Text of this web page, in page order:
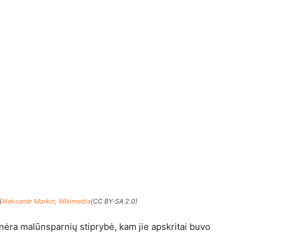
Aleksandr Markin, Wikimedia(CC BY-SA 2.0)
malūnsparnių stiprybė, kam jie apskritai buvo